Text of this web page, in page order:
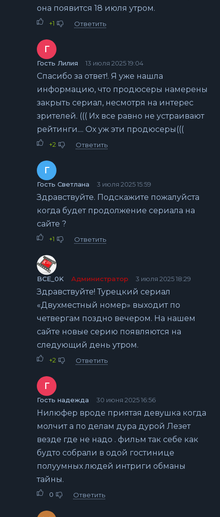
она появится 18 июля утром.
+1 Ответить
Г
Гость Лилия 13 июля 2025 19:04
Спасибо за ответ!. Я уже нашла
информацию, что продюсеры намерены
закрыть сериал, несмотря на интерес
зрителей. ((( Их все равно не устраивают
рейтинги.... Ох уж эти продюсеры(((
+2 Ответить
Г
Гость Светлана 3 июля 2025 15:59
Здравствуйте. Подскажите пожалуйста
когда будет продолжение сериала на
сайте ?
+1 Ответить
BCE_0K Администратор 3 июля 2025 18:29
Здравствуйте! Турецкий сериал
«Двухместный номер» выходит по
четвергам поздно вечером. На нашем
сайте новые серию появляются на
следующий день утром.
+2 Ответить
Г
Гость надежда 30 июня 2025 16:56
Нилюфер вроде приятая девушка когда
молчит а по делам дура дурой Лезет
везде где не надо . фильм так себе как
будто собрали в одой гостинице
полуумных людей интриги обманы
тайны.
0 Ответить